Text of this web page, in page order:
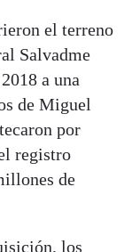
el terreno
Salvadme
a una
de Miguel
por
registro
de
los